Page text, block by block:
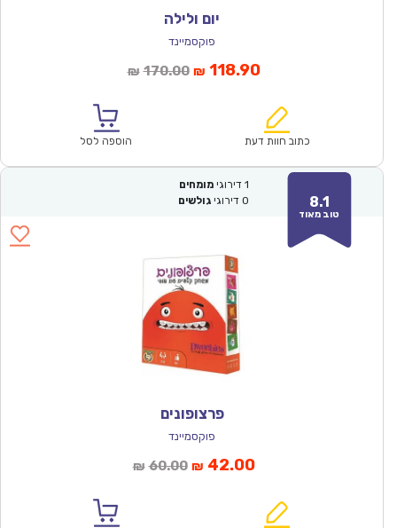
יום ולילה
פוקסמיינד
₪ 170.00המחיר
₪170.00.
₪ 118.90המחיר
הוא:
כתוב חוות דעת הוספה לסל
8.1
טוב מאוד
1 דירוגי מומחים
0 דירוגי גולשים
פרצופונים
פוקסמיינד
₪ 60.00המחיר
₪ 42.00המחיר
הוא: